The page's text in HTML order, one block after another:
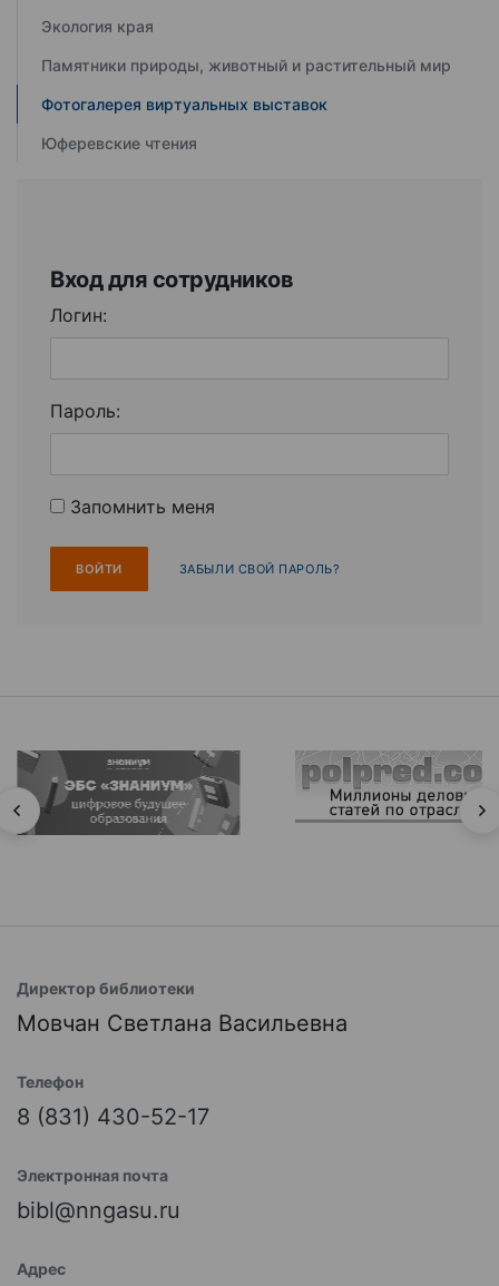
Экология края
Памятники природы, животный и растительный мир
Фотогалерея виртуальных выставок
Юферевские чтения
Вход для сотрудников
Логин:
Пароль:
Запомнить меня
ЗАБЫЛИ СВОЙ ПАРОЛЬ?
Директор библиотеки
Мовчан Светлана Васильевна
Телефон
8 (831) 430-52-17
Электронная почта
bibl@nngasu.ru
Адрес